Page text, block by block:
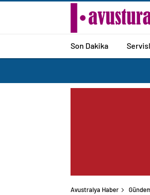
Son Dakika
Avustralya Haber